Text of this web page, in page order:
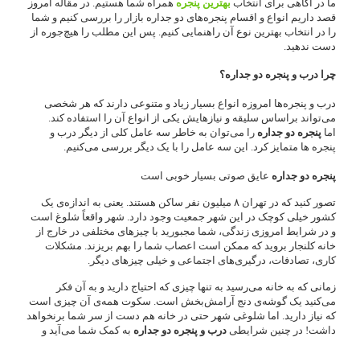
ما در آگاهی برای انتخاب بهترین پنجره همراه شما هستیم. در مقاله امروز
قصد داریم انواع و اقسام پنجره‌های دو جداره بازار را بررسی کنیم و شما
را در انتخاب بهترین نوع آن راهنمایی کنیم. پس این مطلب را هیچ‌جوره از
دست ندهید.
چرا درب و پنجره دو جداره؟
درب و پنجره‌ها امروزه انواع بسیار زیاد و متنوعی دارند که هر شخصی
می‌تواند براساس سلیقه و نیازهایش یکی از انواع آن را استفاده کند.
اما پنجره دو جداره را می‌توان به خاطر سه عامل کلی از دیگر درب و
پنجره ها متمایز کرد. این سه عامل را با یک دیگر بررسی می‌کنیم.
پنجره دو جداره عایق صوتی بسیار خوبی است
تصور کنید که در تهران ۸ میلیون نفر ساکن هستند. یعنی به اندازه‌ی یک
کشور خیلی کوچک در این شهر جمعیت وجود دارد. شهر واقعاً شلوغ است
و در شرایط امروزی زندگی، شما مجبورید با چیزهای مختلفی در خارج از
خانه کلنجار بروید که ممکن است اعصاب شما را بهم بریزند. مشکلات
کاری، تصادفات، درگیری‌های اجتماعی و خیلی چیزهای دیگر.
زمانی که به خانه می‌رسید به تنها چیزی که احتیاج دارید و به آن فکر
می‌کنید یک گوشه‌ی دنج آرامش‌بخش است. سکوت همه‌ی آن چیزی است
که نیاز دارید. اما شلوغی شهر حتی در خانه هم دست از سر شما برنخواهد
داشت! در چنین شرایطی درب و پنجره دو جداره به کمک شما می‌آید و